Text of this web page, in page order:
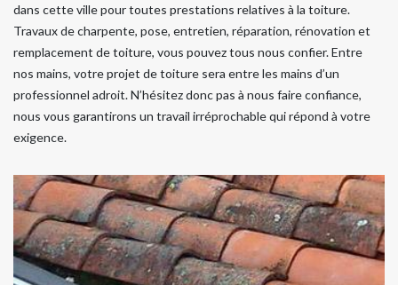
dans cette ville pour toutes prestations relatives à la toiture.
Travaux de charpente, pose, entretien, réparation, rénovation et
remplacement de toiture, vous pouvez tous nous confier. Entre
nos mains, votre projet de toiture sera entre les mains d’un
professionnel adroit. N’hésitez donc pas à nous faire confiance,
nous vous garantirons un travail irréprochable qui répond à votre
exigence.